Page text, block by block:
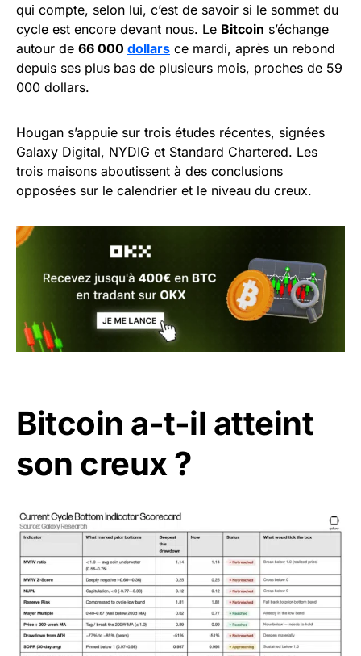
qui compte, selon lui, c’est de savoir si le sommet du
cycle est encore devant nous. Le Bitcoin s’échange
autour de 66 000 dollars ce mardi, après un rebond
depuis ses plus bas de plusieurs mois, proches de 59
000 dollars.
Hougan s’appuie sur trois études récentes, signées
Galaxy Digital, NYDIG et Standard Chartered. Les
trois maisons aboutissent à des conclusions
opposées sur le calendrier et le niveau du creux.
Bitcoin a-t-il atteint
son creux ?